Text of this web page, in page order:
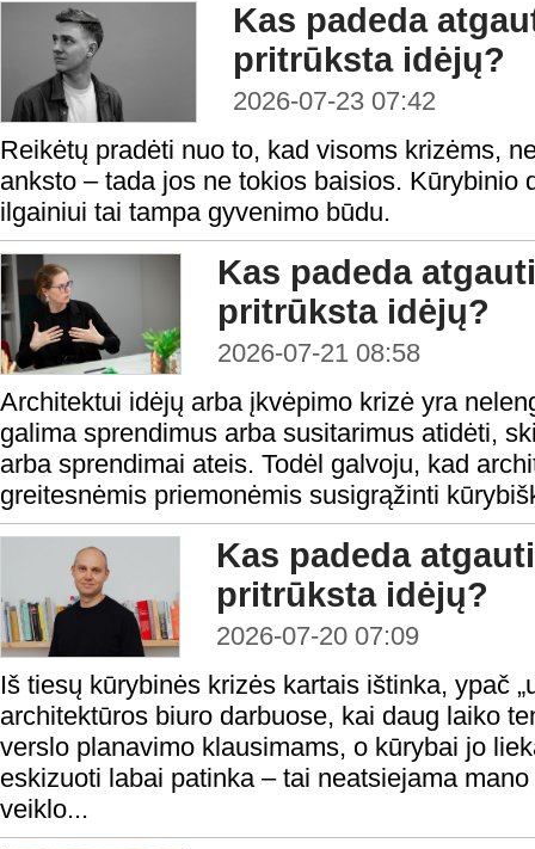
Kas padeda
pritrūksta idėjų?
2026-07-23 07:42
Reikėtų pradėti nuo to, kad visoms krizėms,
anksto – tada jos ne tokios baisios. Kūrybinio
ilgainiui tai tampa gyvenimo būdu.
Kas padeda
pritrūksta idėjų?
2026-07-21 08:58
Architektui idėjų arba įkvėpimo krizė yra
galima sprendimus arba susitarimus atidėti,
arba sprendimai ateis. Todėl galvoju, kad
greitesnėmis priemonėmis susigrąžinti
Kas padeda
pritrūksta idėjų?
2026-07-20 07:09
Iš tiesų kūrybinės krizės kartais ištinka, ypač
architektūros biuro darbuose, kai daug laiko
verslo planavimo klausimams, o kūrybai jo
eskizuoti labai patinka – tai neatsiejama
veiklo...